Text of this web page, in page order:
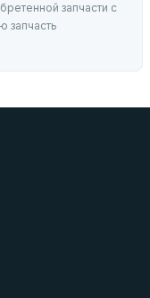
запчасти с
запчасть